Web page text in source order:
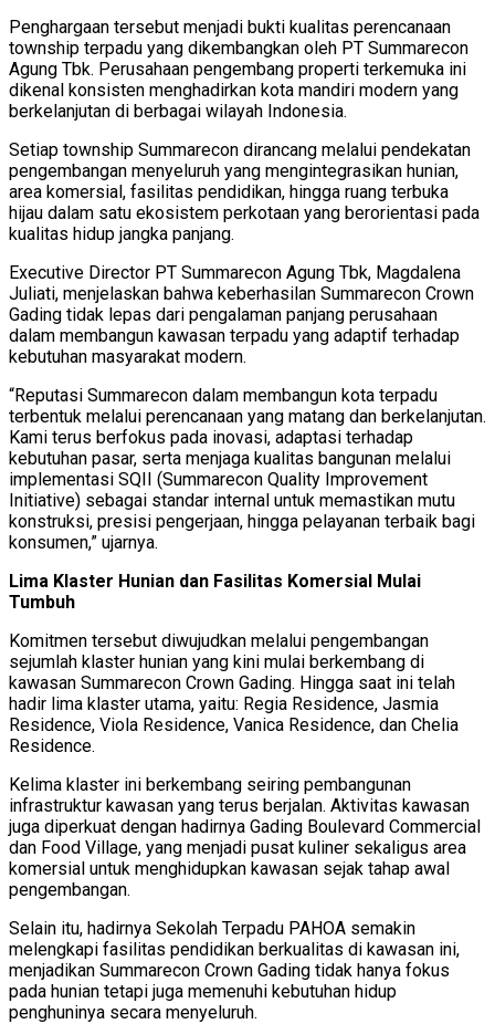
Penghargaan tersebut menjadi bukti kualitas perencanaan
township terpadu yang dikembangkan oleh PT Summarecon
Agung Tbk. Perusahaan pengembang properti terkemuka ini
dikenal konsisten menghadirkan kota mandiri modern yang
berkelanjutan di berbagai wilayah Indonesia.
Setiap township Summarecon dirancang melalui pendekatan
pengembangan menyeluruh yang mengintegrasikan hunian,
area komersial, fasilitas pendidikan, hingga ruang terbuka
hijau dalam satu ekosistem perkotaan yang berorientasi pada
kualitas hidup jangka panjang.
Executive Director PT Summarecon Agung Tbk, Magdalena
Juliati, menjelaskan bahwa keberhasilan Summarecon Crown
Gading tidak lepas dari pengalaman panjang perusahaan
dalam membangun kawasan terpadu yang adaptif terhadap
kebutuhan masyarakat modern.
“Reputasi Summarecon dalam membangun kota terpadu
terbentuk melalui perencanaan yang matang dan berkelanjutan.
Kami terus berfokus pada inovasi, adaptasi terhadap
kebutuhan pasar, serta menjaga kualitas bangunan melalui
implementasi SQII (Summarecon Quality Improvement
Initiative) sebagai standar internal untuk memastikan mutu
konstruksi, presisi pengerjaan, hingga pelayanan terbaik bagi
konsumen,” ujarnya.
Lima Klaster Hunian dan Fasilitas Komersial Mulai
Tumbuh
Komitmen tersebut diwujudkan melalui pengembangan
sejumlah klaster hunian yang kini mulai berkembang di
kawasan Summarecon Crown Gading. Hingga saat ini telah
hadir lima klaster utama, yaitu: Regia Residence, Jasmia
Residence, Viola Residence, Vanica Residence, dan Chelia
Residence.
Kelima klaster ini berkembang seiring pembangunan
infrastruktur kawasan yang terus berjalan. Aktivitas kawasan
juga diperkuat dengan hadirnya Gading Boulevard Commercial
dan Food Village, yang menjadi pusat kuliner sekaligus area
komersial untuk menghidupkan kawasan sejak tahap awal
pengembangan.
Selain itu, hadirnya Sekolah Terpadu PAHOA semakin
melengkapi fasilitas pendidikan berkualitas di kawasan ini,
menjadikan Summarecon Crown Gading tidak hanya fokus
pada hunian tetapi juga memenuhi kebutuhan hidup
penghuninya secara menyeluruh.